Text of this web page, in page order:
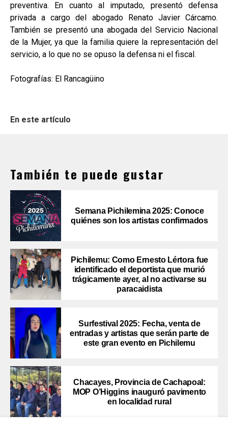
preventiva. En cuanto al imputado, presentó defensa
privada a cargo del abogado Renato Javier Cárcamo.
También se presentó una abogada del Servicio Nacional
de la Mujer, ya que la familia quiere la representación del
servicio, a lo que no se opuso la defensa ni el fiscal.
Fotografías: El Rancagüino
En este artículo
También te puede gustar
Semana Pichilemina 2025: Conoce
quiénes son los artistas confirmados
Pichilemu: Como Ernesto Lértora fue
identificado el deportista que murió
trágicamente ayer, al no activarse su
paracaidista
Surfestival 2025: Fecha, venta de
entradas y artistas que serán parte de
este gran evento en Pichilemu
Chacayes, Provincia de Cachapoal:
MOP O’Higgins inauguró pavimento
en localidad rural